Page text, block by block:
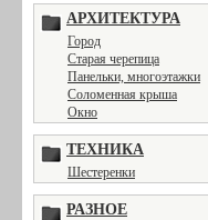
АРХИТЕКТУРА
Город
Старая черепица
Панельки, многоэтажки
Соломенная крыша
Окно
ТЕХНИКА
Шестеренки
РАЗНОЕ